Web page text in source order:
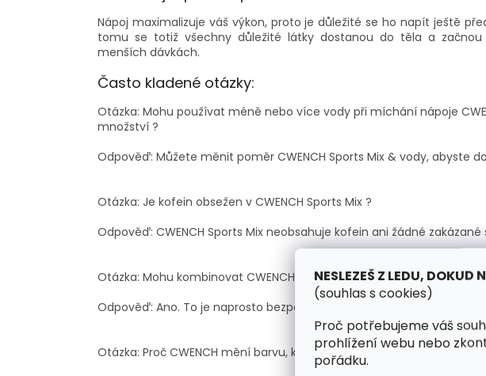
NESLEZEŠ Z LEDU, DOKUD
(souhlas s cookies)
Proč potřebujeme váš
prohlížení webu nebo
pořádku.
Nápoj maximalizuje váš výkon, proto je důležité se ho napít ještě
tomu se totiž všechny důležité látky dostanou do těla a
menších dávkách.
Často kladené otázky:
Otázka: Mohu používat méně nebo více vody při míchání nápoje
množství ?
Odpověď: Můžete měnit poměr CWENCH Sports Mix & vody, abyste
Otázka: Je kofein obsežen v CWENCH Sports Mix ?
Odpověď: CWENCH Sports Mix neobsahuje kofein ani žádné
Otázka: Mohu kombinovat CWENCH Sports Mix s proteinovým
Odpověď: Ano. To je naprosto bezpečné a dobře fungující,
Otázka: Proč CWENCH mění barvu, když jsem venku?